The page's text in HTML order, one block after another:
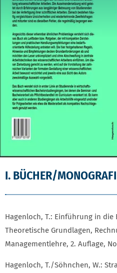
I. BÜCHER/
Hagenloch, T.: Einführung in
Theoretische Grundlagen,
Managementlehre, 2. Auflage,
Hagenloch, T./Söhnchen, W.: